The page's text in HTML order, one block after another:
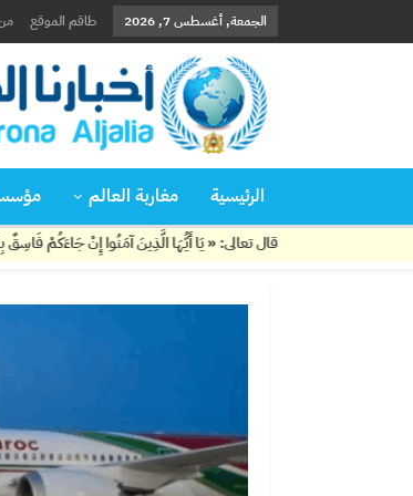
الجمعة, أغسطس 7, 2026 طاقم الموقع
الرئيسية مغاربة العالم
قال تعالى: « يَا أَيُّهَا الَّذِينَ آمَنُوا إِنْ جَاءَكُمْ فَاسِقٌ بِنَبَإٍ